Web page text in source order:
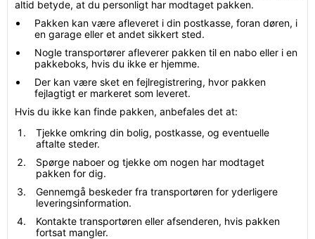
altid betyde, at du personligt har modtaget pakken.
Pakken kan være afleveret i din postkasse, foran døren, i
en garage eller et andet sikkert sted.
Nogle transportører afleverer pakken til en nabo eller i en
pakkeboks, hvis du ikke er hjemme.
Der kan være sket en fejlregistrering, hvor pakken
fejlagtigt er markeret som leveret.
Hvis du ikke kan finde pakken, anbefales det at:
Tjekke omkring din bolig, postkasse, og eventuelle
aftalte steder.
Spørge naboer og tjekke om nogen har modtaget
pakken for dig.
Gennemgå beskeder fra transportøren for yderligere
leveringsinformation.
Kontakte transportøren eller afsenderen, hvis pakken
fortsat mangler.